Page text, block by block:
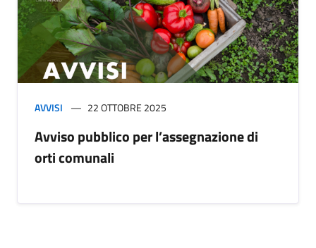
AVVISI 22 OTTOBRE 2025
Avviso pubblico per l’assegnazione di
orti comunali